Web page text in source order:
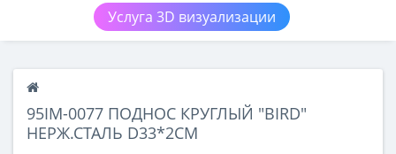
Услуга 3D визуализации
95IM-0077 ПОДНОС КРУГЛЫЙ "BIRD"
НЕРЖ.СТАЛЬ D33*2СМ